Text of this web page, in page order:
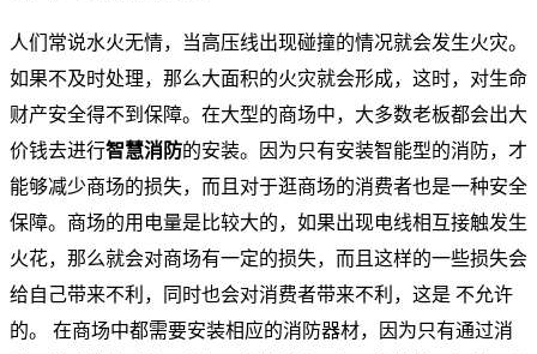
人们常说水火无情，当高压线出现碰撞的情况就会发生火灾。
如果不及时处理，那么大面积的火灾就会形成，这时，对生命
财产安全得不到保障。在大型的商场中，大多数老板都会出大
价钱去进行智慧消防的安装。因为只有安装智能型的消防，才
能够减少商场的损失，而且对于逛商场的消费者也是一种安全
保障。商场的用电量是比较大的，如果出现电线相互接触发生
火花，那么就会对商场有一定的损失，而且这样的一些损失会
给自己带来不利，同时也会对消费者带来不利，这是 不允许
的。 在商场中都需要安装相应的消防器材，因为只有通过消